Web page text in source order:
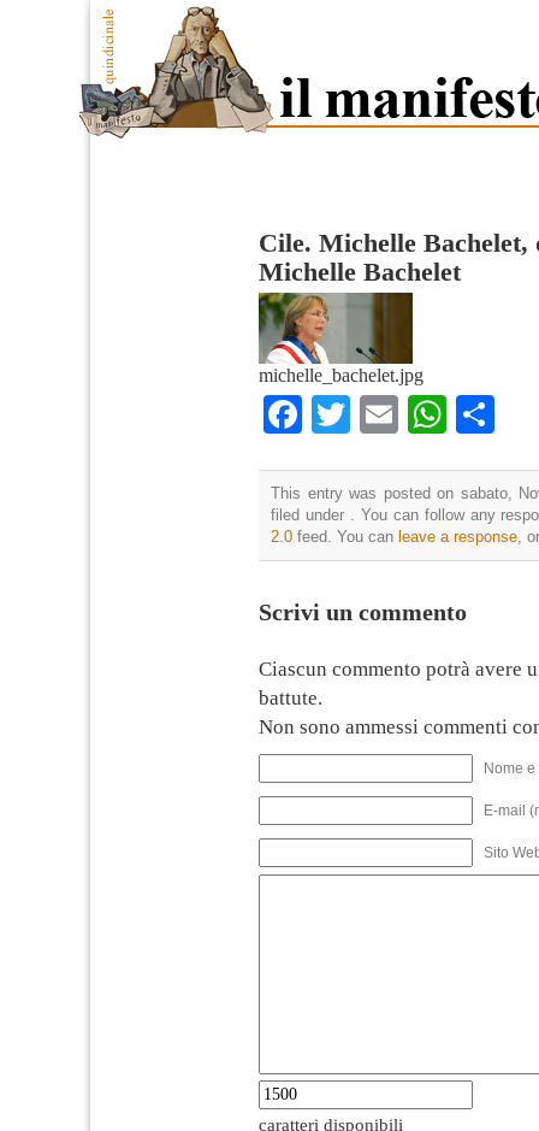
Cile. Michelle
Michelle Bachelet
michelle_bachelet.jpg
Facebook
TwitterEmail
This entry was posted on sabato,
filed under . You can follow any
2.0 feed. You can leave a response,
Scrivi un commento
Ciascun commento potrà avere
battute.
Non sono ammessi commenti
Nome
E-mail
Sito
caratteri disponibili